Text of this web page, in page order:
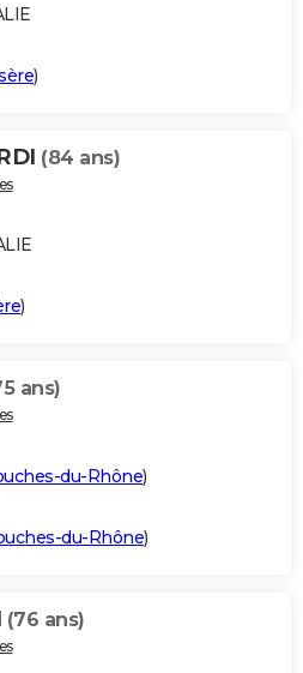
)
(84 ans)
)
ans)
du-Rhône)
du-Rhône)
(76 ans)